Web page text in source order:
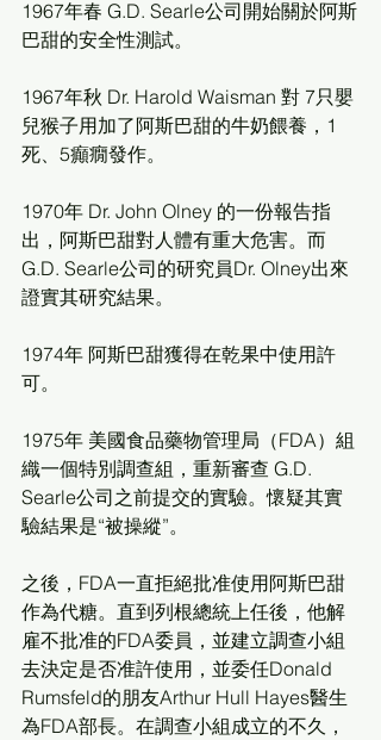
1967年春 G.D. Searle公司開始關於阿斯
巴甜的安全性測試。
1967年秋 Dr. Harold Waisman 對 7只嬰
兒猴子用加了阿斯巴甜的牛奶餵養，1
死、5癲癇發作。
1970年 Dr. John Olney 的一份報告指
出，阿斯巴甜對人體有重大危害。而
G.D. Searle公司的研究員Dr. Olney出來
證實其研究結果。
1974年 阿斯巴甜獲得在乾果中使用許
可。
1975年 美國食品藥物管理局（FDA）組
織一個特別調查組，重新審查 G.D.
Searle公司之前提交的實驗。懷疑其實
驗結果是“被操縱”。
之後，FDA一直拒絕批准使用阿斯巴甜
作為代糖。直到列根總統上任後，他解
雇不批准的FDA委員，並建立調查小組
去決定是否准許使用，並委任Donald
Rumsfeld的朋友Arthur Hull Hayes醫生
為FDA部長。在調查小組成立的不久，